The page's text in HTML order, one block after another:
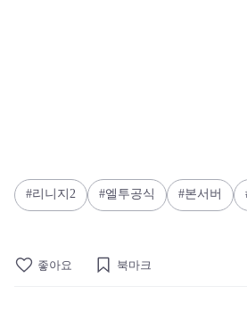
리니지2 엘투공식 본서버
좋아요 북마크